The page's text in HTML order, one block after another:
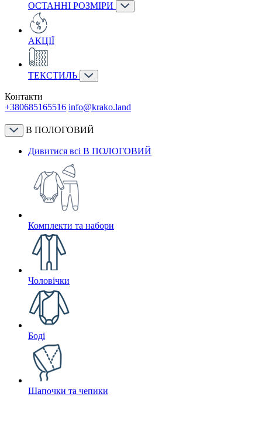
ОСТАННІ РОЗМІРИ
АКЦІЇ
ТЕКСТИЛЬ
Контакти
+380685165516 info@krako.land
В ПОЛОГОВИЙ
Дивитися всі В ПОЛОГОВИЙ
Комплекти та набори
Чоловічки
Боді
Шапочки та чепики